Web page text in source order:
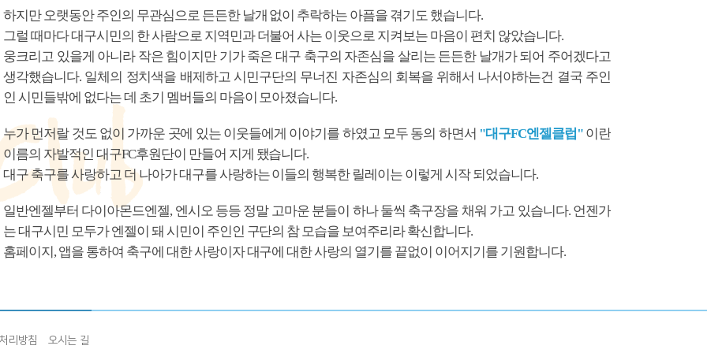
하지만 오랫동안 주인의 무관심으로 든든한 날개 없이 추락하는 아픔을 겪기도 했습니다.
그럴 때마다 대구시민의 한 사람으로 지역민과 더불어 사는 이웃으로 지켜보는 마음이 편치 않았습니다.
웅크리고 있을게 아니라 작은 힘이지만 기가 죽은 대구 축구의 자존심을 살리는 든든한 날개가 되어 주어겠다고
생각했습니다. 일체의 정치색을 배제하고 시민구단의 무너진 자존심의 회복을 위해서 나서야하는건 결국 주인
인 시민들밖에 없다는 데 초기 멤버들의 마음이 모아졌습니다.
누가 먼저랄 것도 없이 가까운 곳에 있는 이웃들에게 이야기를 하였고 모두 동의 하면서 "대구FC엔젤클럽"이란
이름의 자발적인 대구FC후원단이 만들어 지게 됐습니다.
대구 축구를 사랑하고 더 나아가 대구를 사랑하는 이들의 행복한 릴레이는 이렇게 시작 되었습니다.
일반엔젤부터 다이아몬드엔젤, 엔시오 등등 정말 고마운 분들이 하나 둘씩 축구장을 채워 가고 있습니다. 언젠가
는 대구시민 모두가 엔젤이 돼 시민이 주인인 구단의 참 모습을 보여주리라 확신합니다.
홈페이지, 앱을 통하여 축구에 대한 사랑이자 대구에 대한 사랑의 열기를 끝없이 이어지기를 기원합니다.
리방침 오시는 길